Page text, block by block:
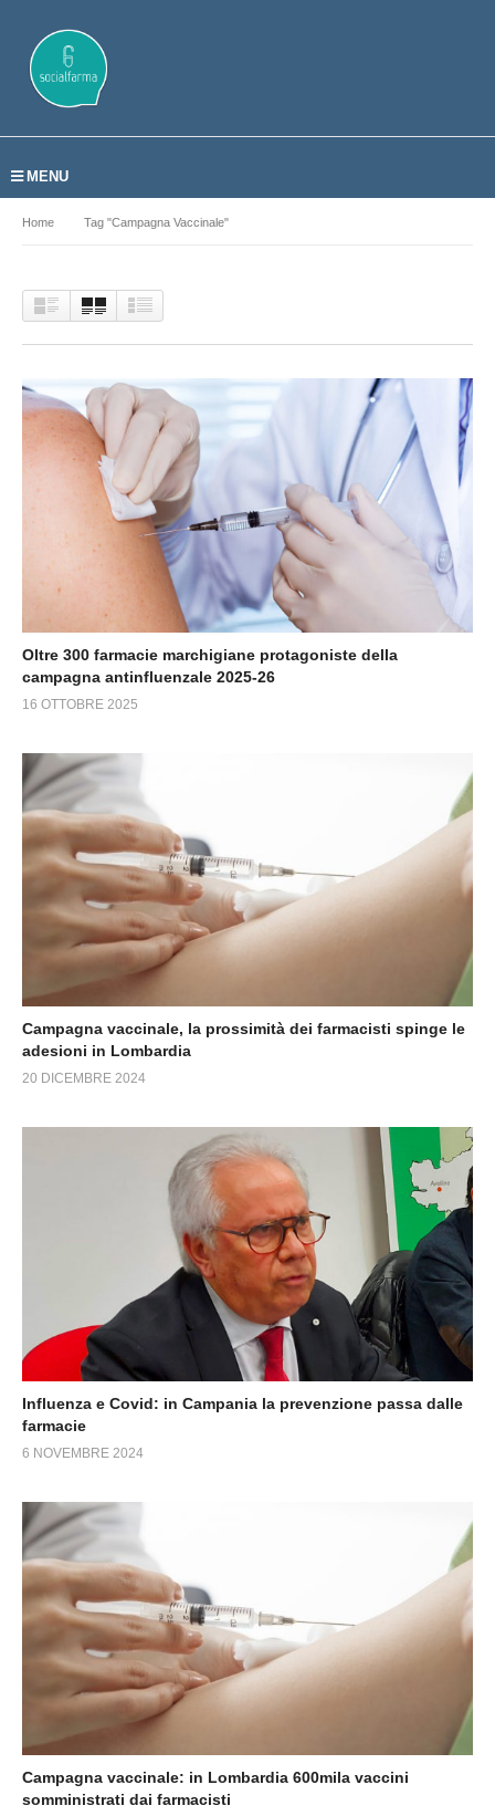
MENU
Home Tag "campagna Vaccinale"
Oltre 300 farmacie marchigiane protagoniste della
campagna antinfluenzale 2025-26
16 OTTOBRE 2025
Campagna vaccinale, la prossimità dei farmacisti spinge le
adesioni in Lombardia
20 DICEMBRE 2024
Influenza e Covid: in Campania la prevenzione passa dalle
farmacie
6 NOVEMBRE 2024
Campagna vaccinale: in Lombardia 600mila vaccini
somministrati dai farmacisti